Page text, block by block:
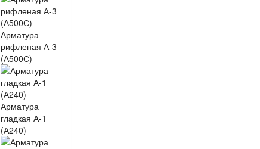
Арматура
рифленая А-3
(А500С)
Арматура
гладкая А-1
(А240)